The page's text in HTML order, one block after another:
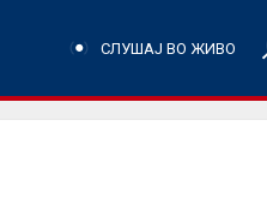
СЛУШАЈ ВО ЖИВО